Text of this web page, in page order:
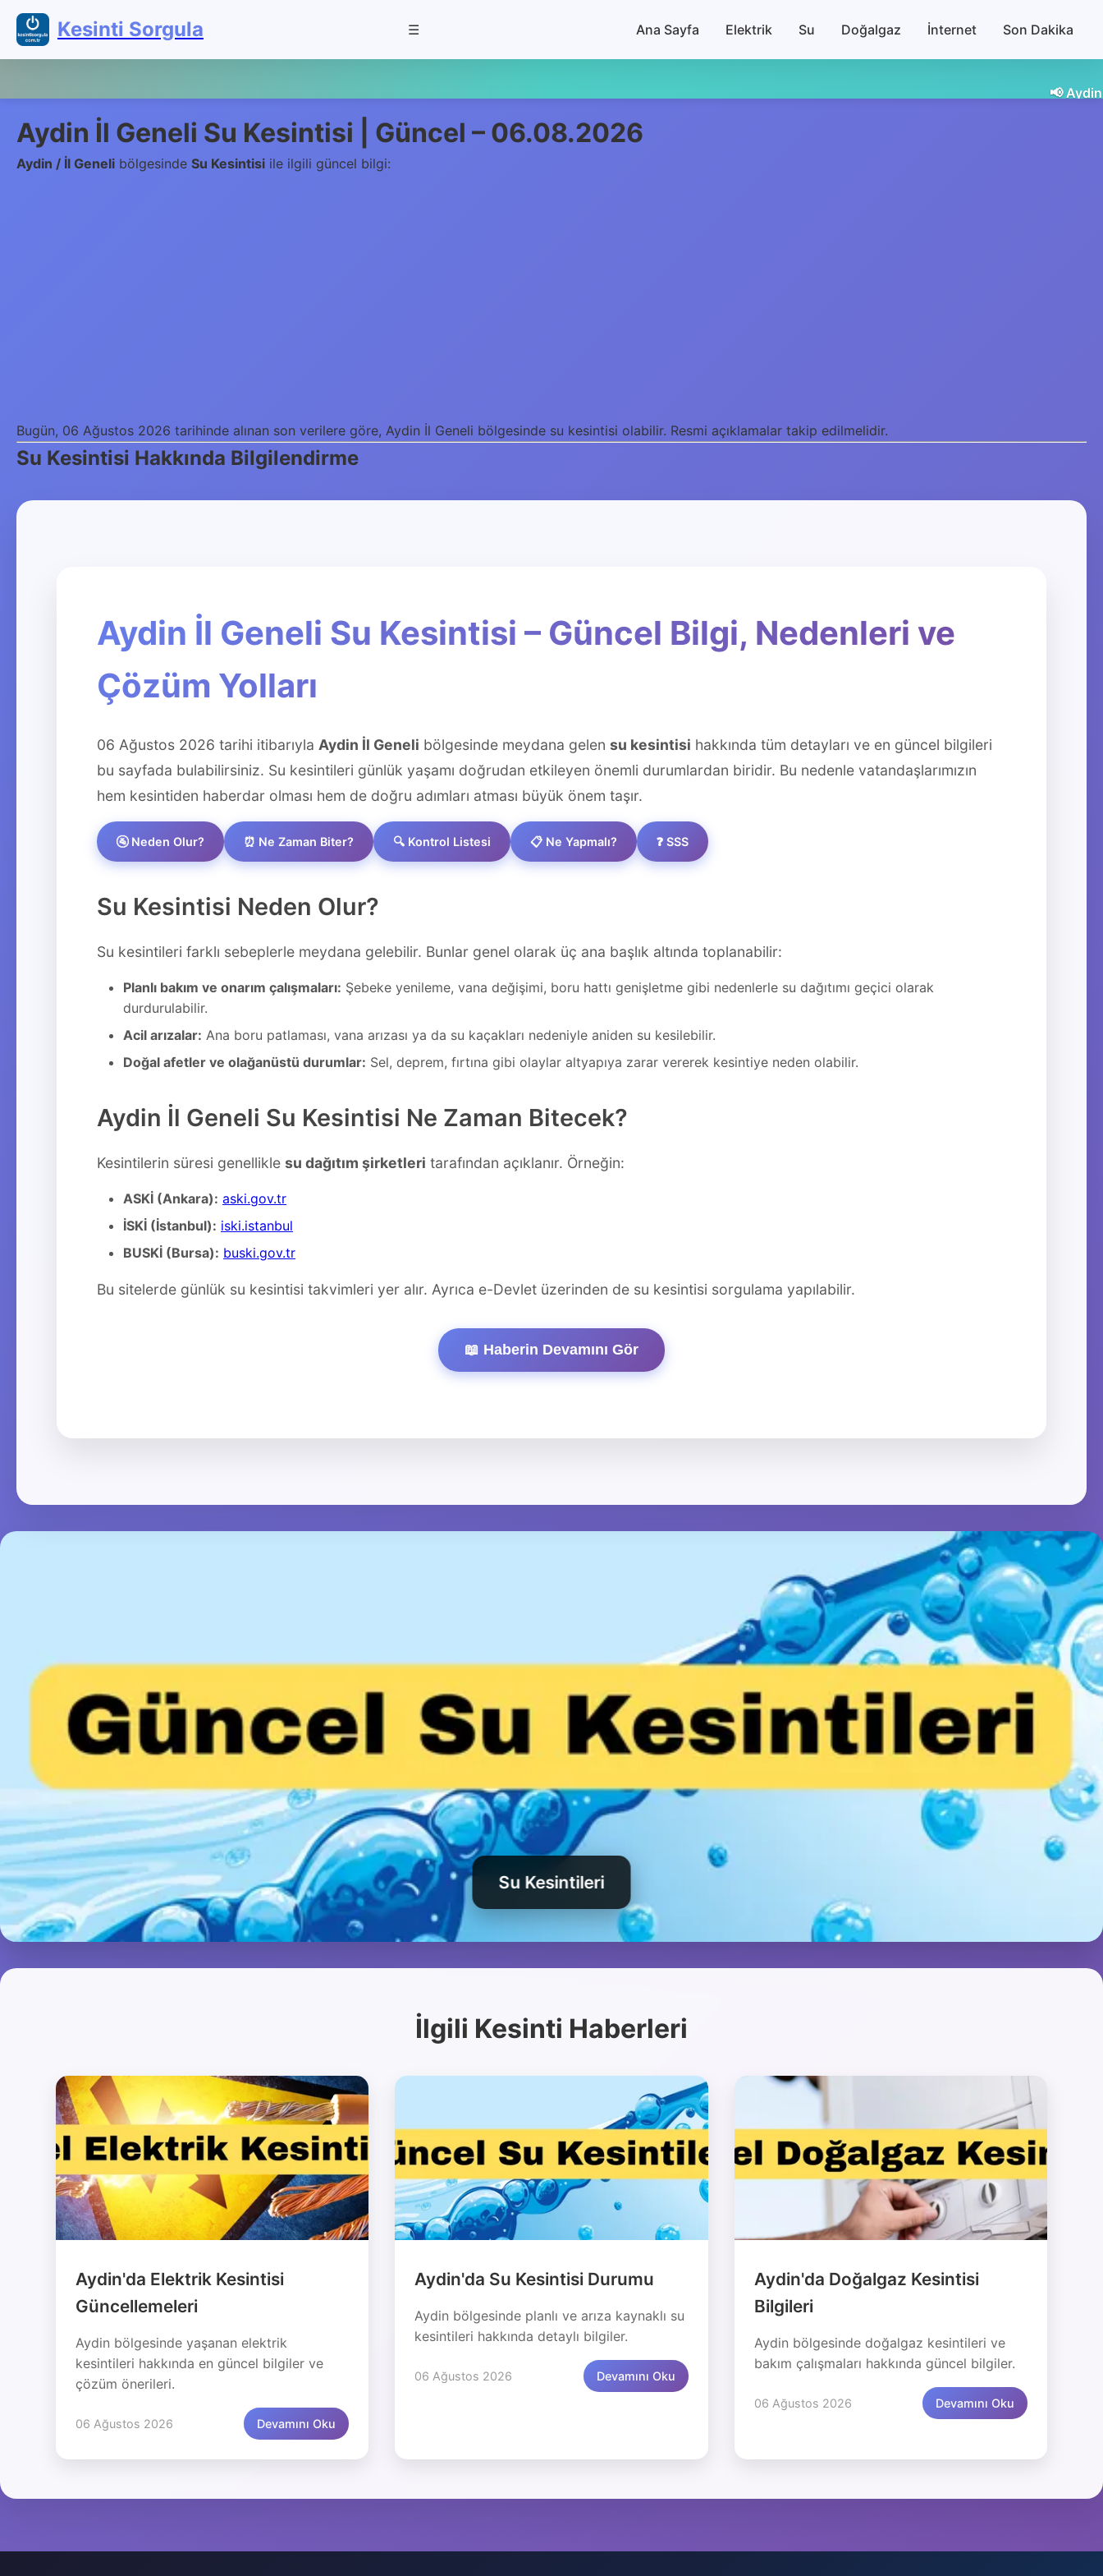
Kesinti Sorgula ☰ Ana Sayfa Elektrik Su Doğalgaz İnternet Son Dakika
📢 Aydin'da planlı su kesintisi var! 🚰
Aydin İl Geneli Su Kesintisi | Güncel – 06.08.2026
Aydin / İl Geneli bölgesinde Su Kesintisi ile ilgili güncel bilgi:
Bugün, 06 Ağustos 2026 tarihinde alınan son verilere göre, Aydin İl Geneli bölgesinde su kesintisi olabilir. Resmi açıklamalar takip edilmelidir.
Su Kesintisi Hakkında Bilgilendirme
Aydin İl Geneli Su Kesintisi – Güncel Bilgi, Nedenleri ve
Çözüm Yolları
06 Ağustos 2026 tarihi itibarıyla Aydin İl Geneli bölgesinde meydana gelen su kesintisi hakkında tüm detayları ve en güncel bilgileri
bu sayfada bulabilirsiniz. Su kesintileri günlük yaşamı doğrudan etkileyen önemli durumlardan biridir. Bu nedenle vatandaşlarımızın
hem kesintiden haberdar olması hem de doğru adımları atması büyük önem taşır.
🚰 Neden Olur? ⏰ Ne Zaman Biter? 🔍 Kontrol Listesi 📋 Ne Yapmalı? ❓ SSS
Su Kesintisi Neden Olur?
Su kesintileri farklı sebeplerle meydana gelebilir. Bunlar genel olarak üç ana başlık altında toplanabilir:
Planlı bakım ve onarım çalışmaları: Şebeke yenileme, vana değişimi, boru hattı genişletme gibi nedenlerle su dağıtımı geçici olarak
durdurulabilir.
Acil arızalar: Ana boru patlaması, vana arızası ya da su kaçakları nedeniyle aniden su kesilebilir.
Doğal afetler ve olağanüstü durumlar: Sel, deprem, fırtına gibi olaylar altyapıya zarar vererek kesintiye neden olabilir.
Aydin İl Geneli Su Kesintisi Ne Zaman Bitecek?
Kesintilerin süresi genellikle su dağıtım şirketleri tarafından açıklanır. Örneğin:
ASKİ (Ankara): aski.gov.tr
İSKİ (İstanbul): iski.istanbul
BUSKİ (Bursa): buski.gov.tr
Bu sitelerde günlük su kesintisi takvimleri yer alır. Ayrıca e-Devlet üzerinden de su kesintisi sorgulama yapılabilir.
📖 Haberin Devamını Gör
Elektrik Kesintileri
Su Kesintileri
İlgili Kesinti Haberleri
Aydin'da Elektrik Kesintisi
Güncellemeleri
Aydin bölgesinde yaşanan elektrik
kesintileri hakkında en güncel bilgiler ve
çözüm önerileri.
06 Ağustos 2026 Devamını Oku
Aydin'da Su Kesintisi Durumu
Aydin bölgesinde planlı ve arıza kaynaklı su
kesintileri hakkında detaylı bilgiler.
06 Ağustos 2026 Devamını Oku
Aydin'da Doğalgaz Kesintisi
Bilgileri
Aydin bölgesinde doğalgaz kesintileri ve
bakım çalışmaları hakkında güncel bilgiler.
06 Ağustos 2026 Devamını Oku